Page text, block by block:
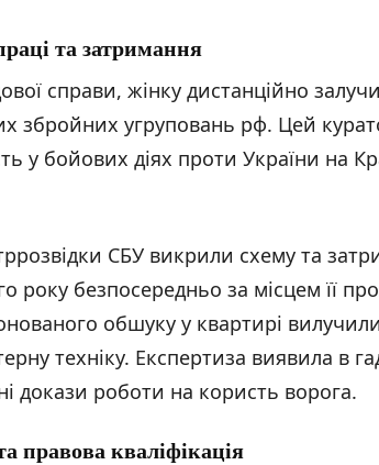
та затримання
справи, жінку дистанційно
збройних угруповань рф. Цей
у бойових діях проти України на
СБУ викрили схему та
року безпосередньо за місцем її
обшуку у квартирі
техніку. Експертиза виявила в
докази роботи на користь ворога.
правова кваліфікація